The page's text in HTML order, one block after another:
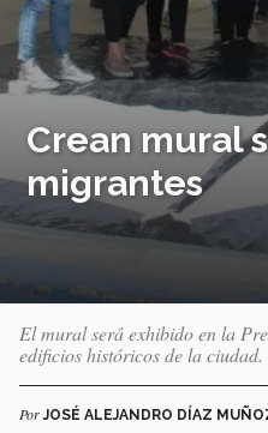
Crean mural
migrantes
El mural será exhibido en la
edificios históricos de la ciudad.
PorJOSÉ ALEJANDRO DÍAZ